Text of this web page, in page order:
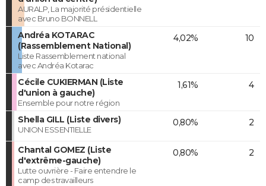
AURALP, La majorité présidentielle
avec Bruno BONNELL
Andréa KOTARAC
(Rassemblement National)
Liste Rassemblement national
avec Andréa Kotarac
4,02% 10
Cécile CUKIERMAN (Liste
d'union à gauche)
Ensemble pour notre région
1,61% 4
Shella GILL (Liste divers)
UNION ESSENTIELLE
0,80% 2
Chantal GOMEZ (Liste
d'extrême-gauche)
Lutte ouvrière - Faire entendre le
camp des travailleurs
0,80% 2